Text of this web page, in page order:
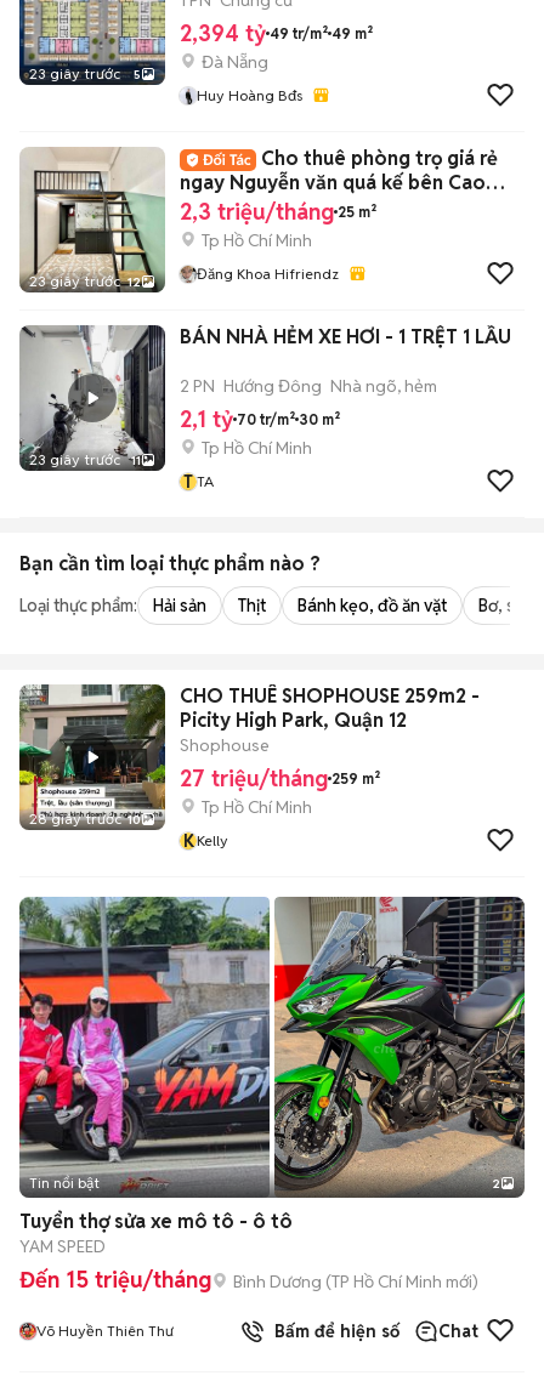
23 giây trước 5
2,394 tỷ 49 tr/m² 49 m²
Đà Nẵng
Huy Hoàng Bđs
23 giây trước 12
Cho thuê phòng trọ giá rẻ
ngay Nguyễn văn quá kế bên Cao
đẳng VOV
2,3 triệu/tháng 25 m²
Tp Hồ Chí Minh
Đăng Khoa Hifriendz
23 giây trước 11
BÁN NHÀ HẺM XE HƠI - 1 TRỆT 1 LẦU
2 PN Hướng Đông Nhà ngõ, hẻm
2,1 tỷ 70 tr/m² 30 m²
Tp Hồ Chí Minh
T TA
Bạn cần tìm loại thực phẩm nào ?
Loại thực phẩm: Hải sản Thịt Bánh kẹo, đồ ăn vặt Bơ,
28 giây trước 10
CHO THUÊ SHOPHOUSE 259m2 -
Picity High Park, Quận 12
Shophouse
27 triệu/tháng 259 m²
Tp Hồ Chí Minh
KKelly
Tin nổi bật 2
Tuyển thợ sửa xe mô tô - ô tô
YAM SPEED
Đến 15 triệu/tháng Bình Dương (TP Hồ Chí Minh mới)
Võ Huyền Thiên Thư Bấm để hiện số Chat